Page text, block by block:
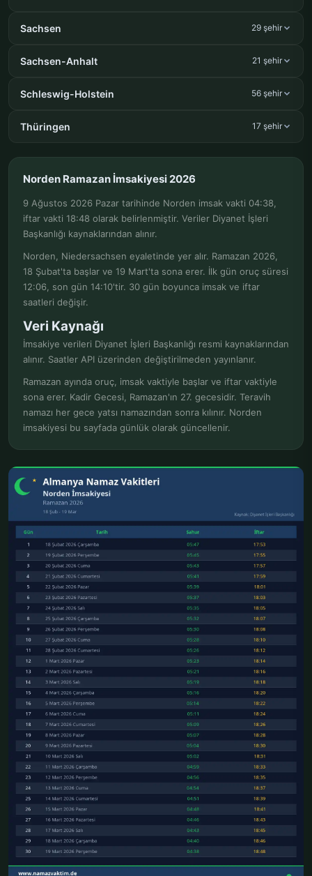
Sachsen 29 şehir
Sachsen-Anhalt 21 şehir
Schleswig-Holstein 56 şehir
Thüringen 17 şehir
Norden Ramazan İmsakiyesi 2026
9 Ağustos 2026 Pazar tarihinde Norden imsak vakti 04:38,
iftar vakti 18:48 olarak belirlenmiştir. Veriler Diyanet İşleri
Başkanlığı kaynaklarından alınır.
Norden, Niedersachsen eyaletinde yer alır. Ramazan 2026,
18 Şubat'ta başlar ve 19 Mart'ta sona erer. İlk gün oruç süresi
12:06, son gün 14:10'tir. 30 gün boyunca imsak ve iftar
saatleri değişir.
Veri Kaynağı
İmsakiye verileri Diyanet İşleri Başkanlığı resmi kaynaklarından
alınır. Saatler API üzerinden değiştirilmeden yayınlanır.
Ramazan ayında oruç, imsak vaktiyle başlar ve iftar vaktiyle
sona erer. Kadir Gecesi, Ramazan'ın 27. gecesidir. Teravih
namazı her gece yatsı namazından sonra kılınır. Norden
imsakiyesi bu sayfada günlük olarak güncellenir.